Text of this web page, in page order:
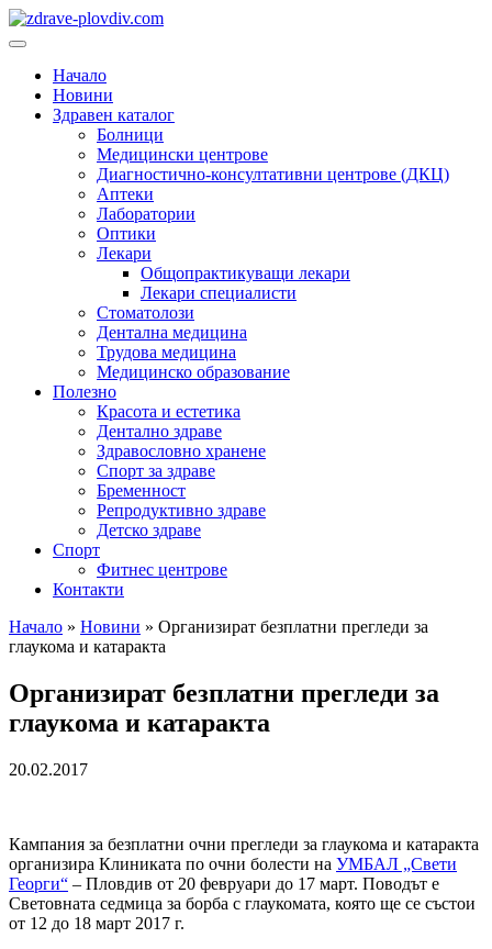
Преминете
към
Основно
Начало
Новини
Здравен каталог
Болници
Медицински центрове
Диагностично-консултативни центрове (ДКЦ)
Аптеки
Лаборатории
Оптики
Лекари
Общопрактикуващи лекари
Лекари специалисти
Стоматолози
Дентална медицина
Трудова медицина
Медицинско образование
Полезно
Красота и естетика
Дентално здраве
Здравословно хранене
Спорт за здраве
Бременност
Репродуктивно здраве
Детско здраве
Спорт
Фитнес центрове
Контакти
Начало » Новини » Организират безплатни прегледи за
глаукома и катаракта
Организират безплатни прегледи за
глаукома и катаракта
20.02.2017
Кампания за безплатни очни прегледи за глаукома и катаракта
организира Клиниката по очни болести на УМБАЛ „Свети
Георги“ – Пловдив от 20 февруари до 17 март. Поводът е
Световната седмица за борба с глаукомата, която ще се състои
от 12 до 18 март 2017 г.